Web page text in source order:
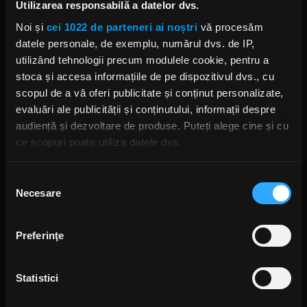
Utilizarea responsabilă a datelor dvs.
Noi și cei 1022 de parteneri ai noștri vă procesăm
datele personale, de exemplu, numărul dvs. de IP,
utilizând tehnologii precum modulele cookie, pentru a
stoca și accesa informațiile de pe dispozitivul dvs., cu
scopul de a vă oferi publicitate și conținut personalizate,
evaluări ale publicității și conținutului, informații despre
audiență și dezvoltare de produse. Puteți alege cine și cu
ce scopuri poate utiliza datele dvs.
Să colectăm informațiile cu privire la locația dvs.
Să vă identificăm dispozitivul scanândul-l în mod
activ după caracteristici specifice (amprentare)
dvs. personale și configurați-vă preferințele la
secțiunea
consimțământului
Necesare
Preferinţe
Statistici
Matt Heafy (Trivium) povestește
față cu succesul
Trivium au anunțat un turneu
european pentru anul viitor
MIERCURI, 18 NOIEMBRIE 2020
Trivium anunță „The Deepest Cuts